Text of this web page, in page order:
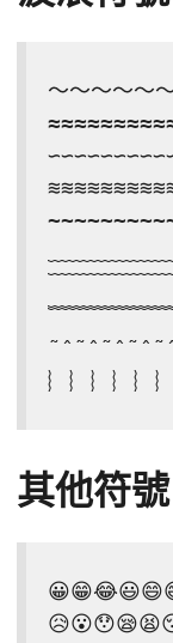
～～～～～
其他符號